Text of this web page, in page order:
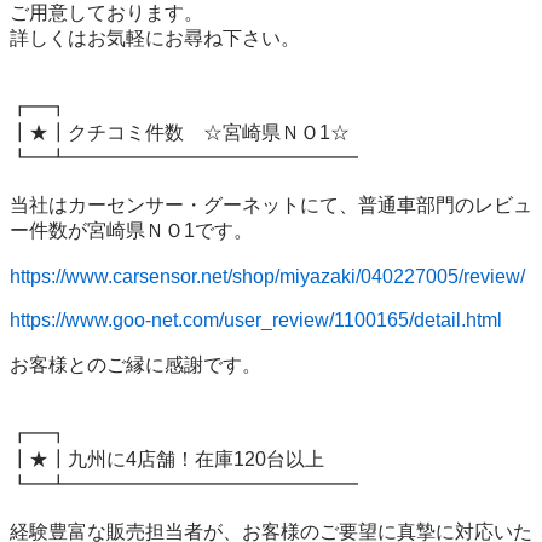
ご用意しております。
詳しくはお気軽にお尋ね下さい。
┏━┓
┃★┃クチコミ件数　☆宮崎県ＮＯ1☆
┗━┻━━━━━━━━━━━━━━━
当社はカーセンサー・グーネットにて、普通車部門のレビュ
ー件数が宮崎県ＮＯ1です。
https://www.carsensor.net/shop/miyazaki/040227005/review/
https://www.goo-net.com/user_review/1100165/detail.html
お客様とのご縁に感謝です。
┏━┓
┃★┃九州に4店舗！在庫120台以上
┗━┻━━━━━━━━━━━━━━━
経験豊富な販売担当者が、お客様のご要望に真摯に対応いた